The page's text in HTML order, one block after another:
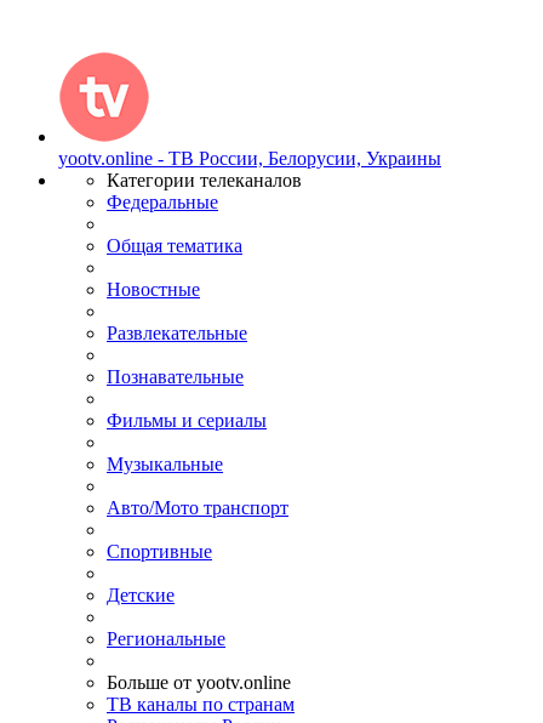
yootv.online - ТВ России, Белорусии, Украины
Категории телеканалов
Федеральные
Общая тематика
Новостные
Развлекательные
Познавательные
Фильмы и сериалы
Музыкальные
Авто/Мото транспорт
Спортивные
Детские
Региональные
Больше от yootv.online
ТВ каналы по странам